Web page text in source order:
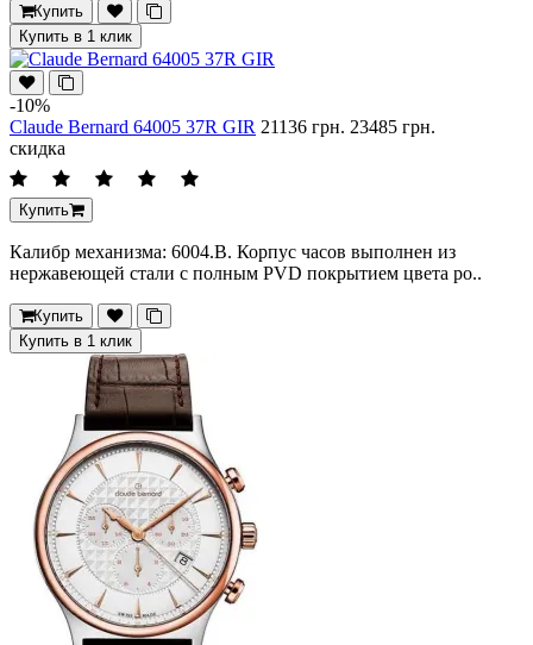
Купить
Купить в 1 клик
-10%
Claude Bernard 64005 37R GIR 21136 грн. 23485 грн.
скидка
Купить
Калибр механизма: 6004.B. Корпус часов выполнен из
нержавеющей стали с полным PVD покрытием цвета ро..
Купить
Купить в 1 клик